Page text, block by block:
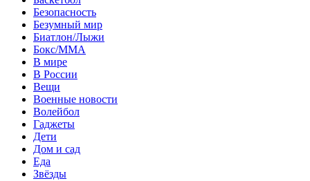
Безопасность
Безумный мир
Биатлон/Лыжи
Бокс/MMA
В мире
В России
Вещи
Военные новости
Волейбол
Гаджеты
Дети
Дом и сад
Еда
Звёзды